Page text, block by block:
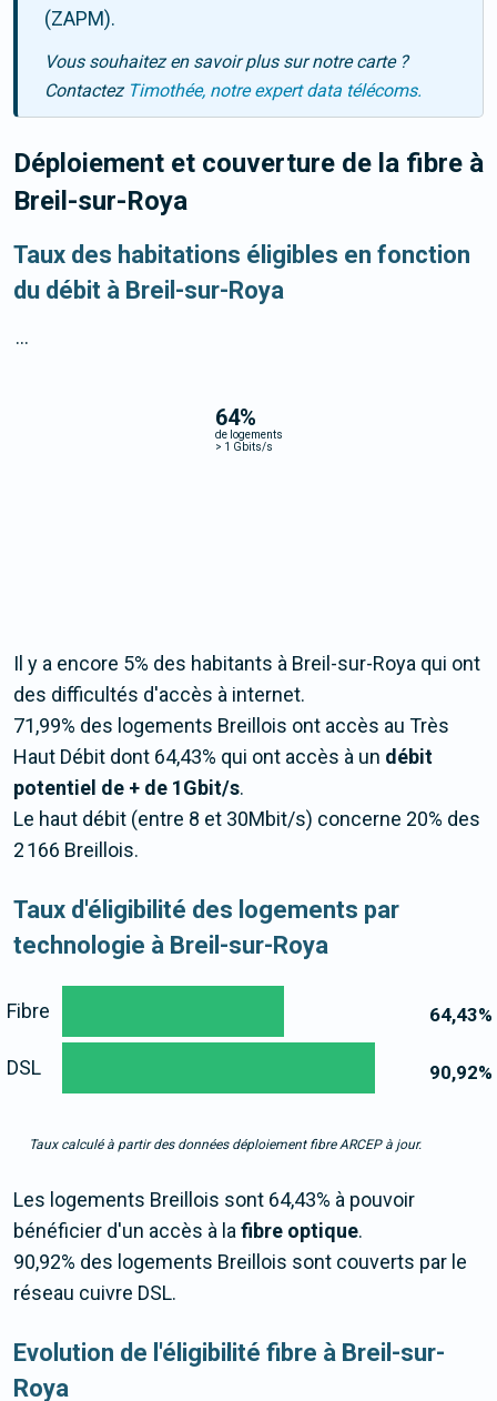
(ZAPM).
Vous souhaitez en savoir plus sur notre carte ?
Contactez Timothée, notre expert data télécoms.
Déploiement et couverture de la fibre à
Breil-sur-Roya
Taux des habitations éligibles en fonction
du débit à Breil-sur-Roya
64%
de logements
> 1 Gbits/s
...
Il y a encore 5% des habitants à Breil-sur-Roya qui ont
des difficultés d'accès à internet.
71,99% des logements Breillois ont accès au Très
Haut Débit dont 64,43% qui ont accès à un débit
potentiel de + de 1Gbit/s.
Le haut débit (entre 8 et 30Mbit/s) concerne 20% des
2 166 Breillois.
Taux d'éligibilité des logements par
technologie à Breil-sur-Roya
64,43%
90,92%
Fibre
DSL
Taux calculé à partir des données déploiement fibre ARCEP à jour.
Les logements Breillois sont 64,43% à pouvoir
bénéficier d'un accès à lafibre optique.
90,92% des logements Breillois sont couverts par le
réseau cuivre DSL.
Evolution de l'éligibilité fibre à Breil-sur-
Roya